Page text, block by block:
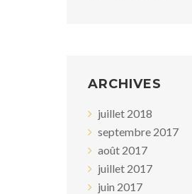
ARCHIVES
juillet 2018
septembre 2017
août 2017
juillet 2017
juin 2017